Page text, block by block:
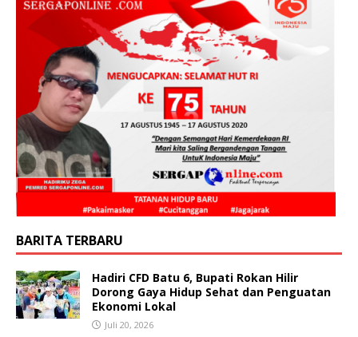
BARITA TERBARU
Hadiri CFD Batu 6, Bupati Rokan Hilir
Dorong Gaya Hidup Sehat dan Penguatan
Ekonomi Lokal
Juli 20, 2026